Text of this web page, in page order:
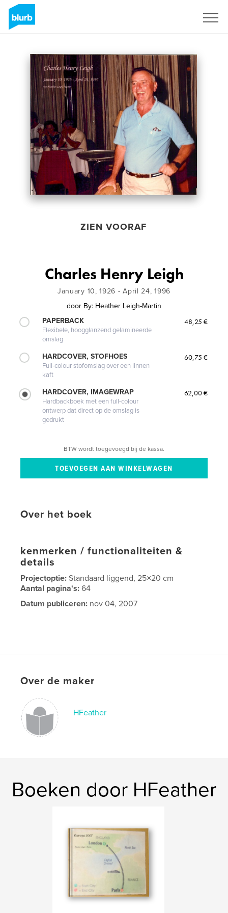
ZIEN VOORAF
Charles Henry Leigh
January 10, 1926 - April 24, 1996
door By: Heather Leigh-Martin
PAPERBACK
Flexibele, hoogglanzend gelamineerde
omslag
48,25 €
HARDCOVER, STOFHOES
Full-colour stofomslag over een linnen
kaft
60,75 €
HARDCOVER, IMAGEWRAP
Hardbackboek met een full-colour
ontwerp dat direct op de omslag is
gedrukt
62,00 €
BTW wordt toegevoegd bij de kassa.
Over het boek
kenmerken / functionaliteiten &
details
Projectoptie:Standaard liggend, 25×20 cm
Aantal pagina's:64
Datum publiceren: nov 04, 2007
Over de maker
HFeather
Boeken door HFeather